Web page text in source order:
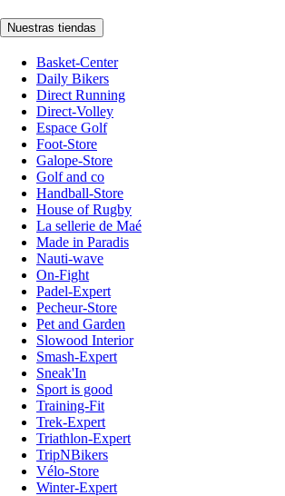
Nuestras tiendas
Basket-Center
Daily Bikers
Direct Running
Direct-Volley
Espace Golf
Foot-Store
Galope-Store
Golf and co
Handball-Store
House of Rugby
La sellerie de Maé
Made in Paradis
Nauti-wave
On-Fight
Padel-Expert
Pecheur-Store
Pet and Garden
Slowood Interior
Smash-Expert
Sneak'In
Sport is good
Training-Fit
Trek-Expert
Triathlon-Expert
TripNBikers
Vélo-Store
Winter-Expert